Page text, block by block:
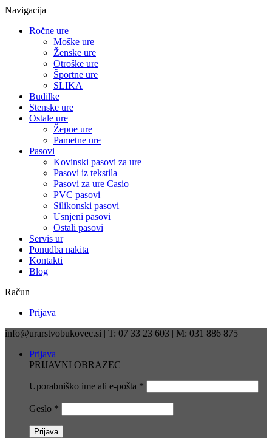
Navigacija
Ročne ure
Moške ure
Ženske ure
Otroške ure
Športne ure
SLIKA
Budilke
Stenske ure
Ostale ure
Žepne ure
Pametne ure
Pasovi
Kovinski pasovi za ure
Pasovi iz tekstila
Pasovi za ure Casio
PVC pasovi
Silikonski pasovi
Usnjeni pasovi
Ostali pasovi
Servis ur
Ponudba nakita
Kontakti
Blog
Račun
Prijava
info@urarstvobukovec.si | T: 07 33 23 603 | M: 031 886 875
Prijava
PRIJAVNI OBRAZEC
Uporabniško ime ali e-pošta *
Geslo *